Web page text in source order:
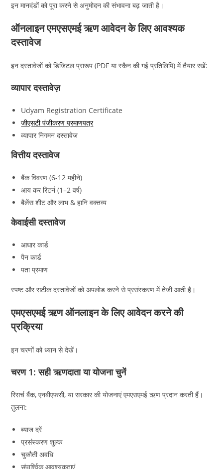
इन मानदंडों को पूरा करने से अनुमोदन की संभावना बढ़ जाती है।
ऑनलाइन एमएसएमई ऋण आवेदन के लिए आवश्यक
दस्तावेज
इन दस्तावेजों को डिजिटल प्रारूप (PDF या स्कैन की गई प्रतिलिपि) में तैयार रखें:
व्यापार दस्तावेज़
Udyam Registration Certificate
जीएसटी पंजीकरण प्रमाणपत्र
व्यापार निगमन दस्तावेज
वित्तीय दस्तावेज
बैंक विवरण (6-12 महीने)
आय कर रिटर्न (1–2 वर्ष)
बैलेंस शीट और लाभ & हानि वक्तव्य
केवाईसी दस्तावेज
आधार कार्ड
पैन कार्ड
पता प्रमाण
स्पष्ट और सटीक दस्तावेजों को अपलोड करने से प्रसंस्करण में तेजी आती है।
एमएसएमई ऋण ऑनलाइन के लिए आवेदन करने की
प्रक्रिया
इन चरणों को ध्यान से देखें।
चरण 1: सही ऋणदाता या योजना चुनें
रिसर्च बैंक, एनबीएफसी, या सरकार की योजनाएं एमएसएमई ऋण प्रदान करती हैं।
तुलना:
ब्याज दरें
प्रसंस्करण शुल्क
चुकौती अवधि
संपार्श्विक आवश्यकताएं